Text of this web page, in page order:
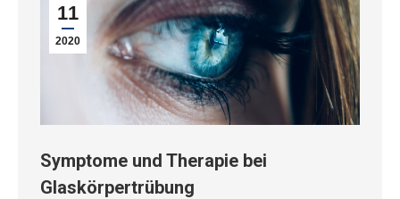
11
2020
Symptome und Therapie bei
Glaskörpertrübung